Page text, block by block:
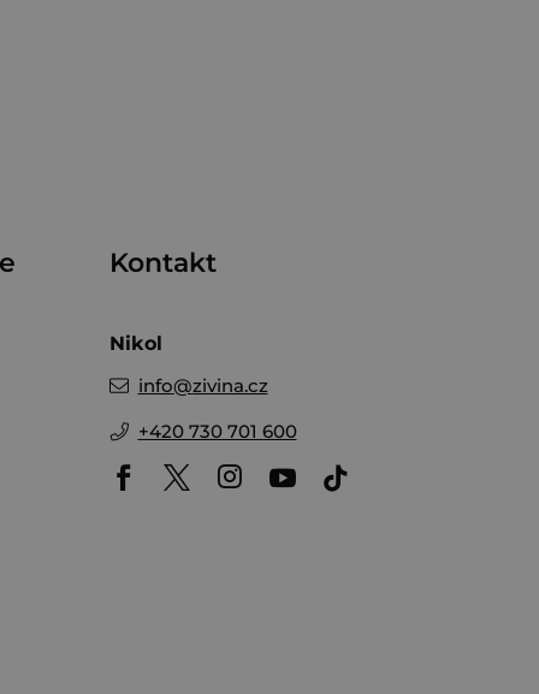
Kontakt
Nikol
info@zivina.cz
+420 730 701 600